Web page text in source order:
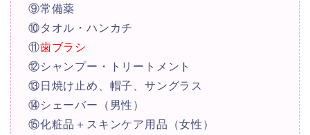
⑨常備薬
⑩タオル・ハンカチ
⑪歯ブラシ
⑫シャンプー・トリートメント
⑬日焼け止め、帽子、サングラス
⑭シェーバー（男性）
⑮化粧品＋スキンケア用品（女性）